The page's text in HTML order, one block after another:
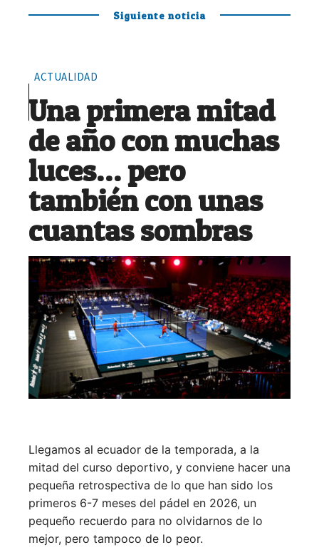
Siguiente noticia
ACTUALIDAD
Una primera mitad
de año con muchas
luces… pero
también con unas
cuantas sombras
Llegamos al ecuador de la temporada, a la
mitad del curso deportivo, y conviene hacer una
pequeña retrospectiva de lo que han sido los
primeros 6-7 meses del pádel en 2026, un
pequeño recuerdo para no olvidarnos de lo
mejor, pero tampoco de lo peor.